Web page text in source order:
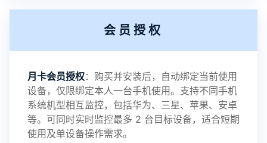
鲸监控存在的问题与所需的更多功能，华鲸手机监
控将持续为您创造更优秀的监控APP
会员授权
月卡会员授权：购买并安装后，自动绑定当前使用
设备，仅限绑定本人一台手机使用。支持不同手机
系统机型相互监控，包括华为、三星、苹果、安卓
等。可同时实时监控最多 2 台目标设备，适合短期
使用及单设备操作需求。